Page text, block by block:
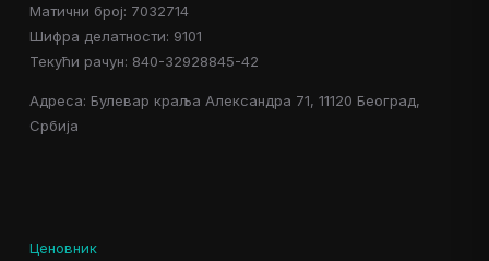
Матични број: 7032714
Шифра делатности: 9101
Текући рачун: 840-32928845-42
Адреса: Булевар краља Александра 71, 11120 Београд,
Србија
Ценовник